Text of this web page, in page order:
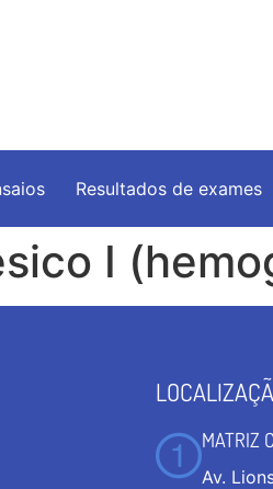
Resultados de exames
I
MATRIZ
Av.